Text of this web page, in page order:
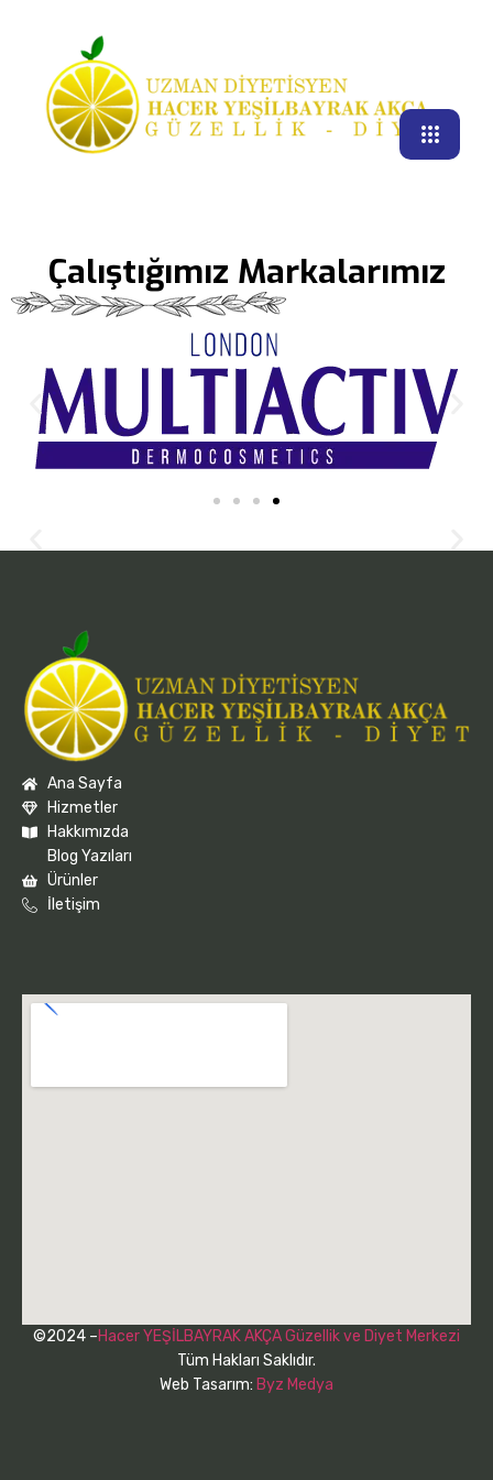
Çalıştığımız Markalarımız
Ana Sayfa
Hizmetler
Hakkımızda
Blog Yazıları
Ürünler
İletişim
©2024 –Hacer YEŞİLBAYRAK AKÇA Güzellik ve Diyet Merkezi
Tüm Hakları Saklıdır.
Web Tasarım: Byz Medya